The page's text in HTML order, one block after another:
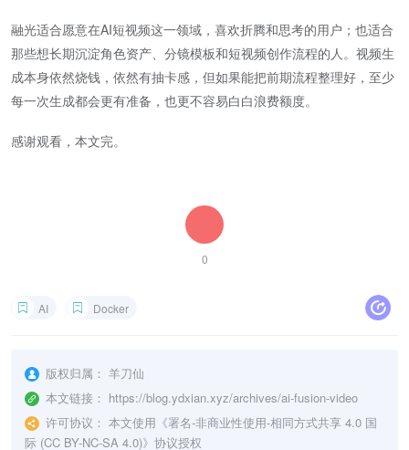
融光适合愿意在AI短视频这一领域，喜欢折腾和思考的用户；也适合
那些想长期沉淀角色资产、分镜模板和短视频创作流程的人。视频生
成本身依然烧钱，依然有抽卡感，但如果能把前期流程整理好，至少
每一次生成都会更有准备，也更不容易白白浪费额度。
感谢观看，本文完。
0
AI Docker
版权归属： 羊刀仙
本文链接： https://blog.ydxian.xyz/archives/ai-fusion-video
许可协议： 本文使用《署名-非商业性使用-相同方式共享 4.0 国
际 (CC BY-NC-SA 4.0)》协议授权